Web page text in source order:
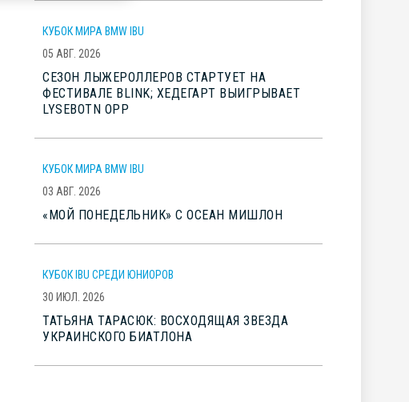
КУБОК МИРА BMW IBU
05 АВГ. 2026
СЕЗОН ЛЫЖЕРОЛЛЕРОВ СТАРТУЕТ НА
ФЕСТИВАЛЕ BLINK; ХЕДЕГАРТ ВЫИГРЫВАЕТ
LYSEBOTN OPP
КУБОК МИРА BMW IBU
03 АВГ. 2026
«МОЙ ПОНЕДЕЛЬНИК» С ОСЕАН МИШЛОН
КУБОК IBU СРЕДИ ЮНИОРОВ
30 ИЮЛ. 2026
ТАТЬЯНА ТАРАСЮК: ВОСХОДЯЩАЯ ЗВЕЗДА
УКРАИНСКОГО БИАТЛОНА